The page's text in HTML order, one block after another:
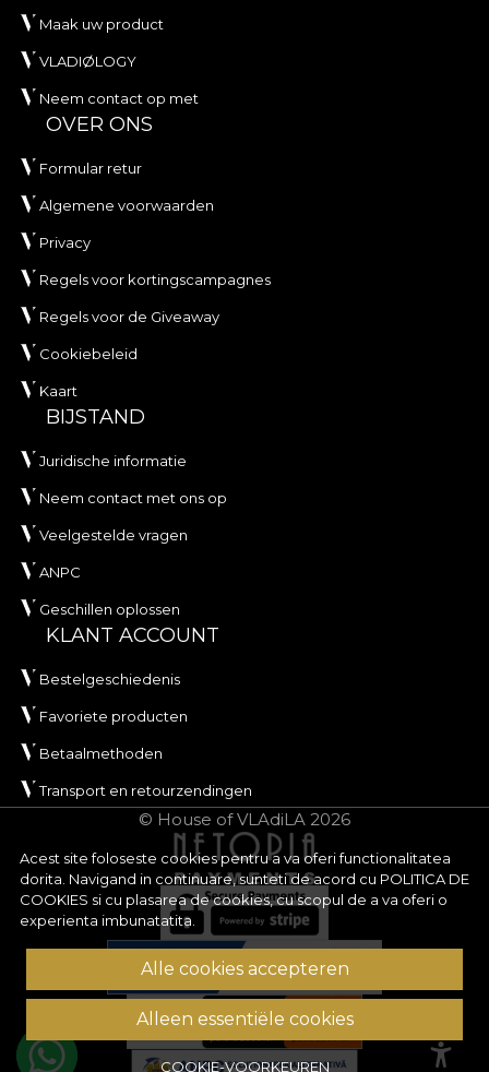
Acest site foloseste cookies pentru a va oferi functionalitatea
dorita. Navigand in continuare, sunteti de acord cu POLITICA DE
COOKIES si cu plasarea de cookies, cu scopul de a va oferi o
experienta imbunatatita.
Alle cookies accepteren
Alleen essentiële cookies
COOKIE-VOORKEUREN
Maak uw product
VLADIØLOGY
Neem contact op met
OVER ONS
Formular retur
Algemene voorwaarden
Privacy
Regels voor kortingscampagnes
Regels voor de Giveaway
Cookiebeleid
Kaart
BIJSTAND
Juridische informatie
Neem contact met ons op
Veelgestelde vragen
ANPC
Geschillen oplossen
KLANT ACCOUNT
Bestelgeschiedenis
Favoriete producten
Betaalmethoden
Transport en retourzendingen
© House of VLAdiLA 2026